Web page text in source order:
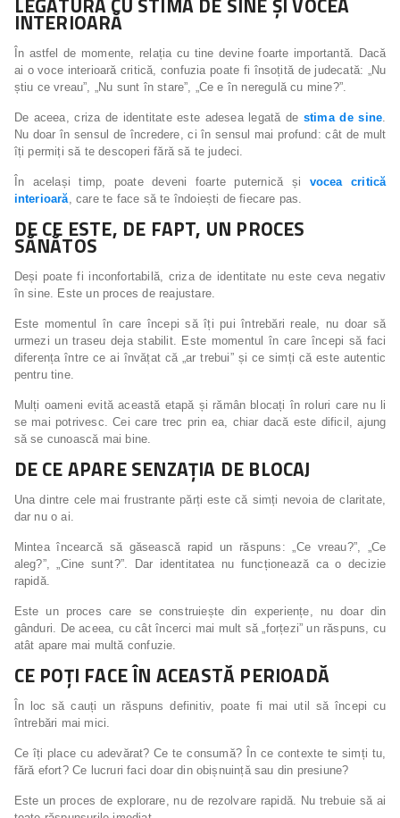
INTERIOARĂ
În astfel de momente, relația cu tine devine foarte importantă. Dacă
ai o voce interioară critică, confuzia poate fi însoțită de judecată: „Nu
știu ce vreau”, „Nu sunt în stare”, „Ce e în neregulă cu mine?”.
De aceea, criza de identitate este adesea legată de stima de sine.
Nu doar în sensul de încredere, ci în sensul mai profund: cât de mult
îți permiți să te descoperi fără să te judeci.
În același timp, poate deveni foarte puternică și vocea critică
interioară, care te face să te îndoiești de fiecare pas.
DE CE ESTE, DE FAPT, UN PROCES
SĂNĂTOS
Deși poate fi inconfortabilă, criza de identitate nu este ceva negativ
în sine. Este un proces de reajustare.
Este momentul în care începi să îți pui întrebări reale, nu doar să
urmezi un traseu deja stabilit. Este momentul în care începi să faci
diferența între ce ai învățat că „ar trebui” și ce simți că este autentic
pentru tine.
Mulți oameni evită această etapă și rămân blocați în roluri care nu li
se mai potrivesc. Cei care trec prin ea, chiar dacă este dificil, ajung
să se cunoască mai bine.
DE CE APARE SENZAȚIA DE BLOCAJ
Una dintre cele mai frustrante părți este că simți nevoia de claritate,
dar nu o ai.
Mintea încearcă să găsească rapid un răspuns: „Ce vreau?”, „Ce
aleg?”, „Cine sunt?”. Dar identitatea nu funcționează ca o decizie
rapidă.
Este un proces care se construiește din experiențe, nu doar din
gânduri. De aceea, cu cât încerci mai mult să „forțezi” un răspuns, cu
atât apare mai multă confuzie.
CE POȚI FACE ÎN ACEASTĂ PERIOADĂ
În loc să cauți un răspuns definitiv, poate fi mai util să începi cu
întrebări mai mici.
Ce îți place cu adevărat? Ce te consumă? În ce contexte te simți tu,
fără efort? Ce lucruri faci doar din obișnuință sau din presiune?
Este un proces de explorare, nu de rezolvare rapidă. Nu trebuie să ai